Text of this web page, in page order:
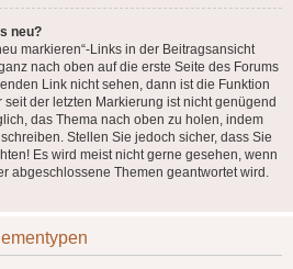
neu?
markieren“-Links in der Beitragsansicht
nach oben auf die erste Seite des Forums
Link nicht sehen, dann ist die Funktion
der letzten Markierung ist nicht genügend
das Thema nach oben zu holen, indem
Stellen Sie jedoch sicher, dass Sie
Es wird meist nicht gerne gesehen, wenn
abgeschlossene Themen geantwortet wird.